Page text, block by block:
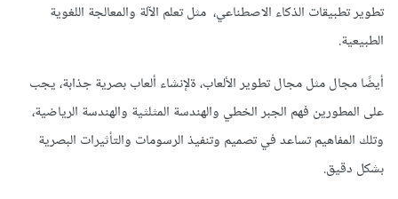
تطوير تطبيقات الذكاء الاصطناعي، مثل تعلم الآلة والمعالجة اللغوية
الطبيعية.
أيضًا مجال مثل مجال تطوير الألعاب، ةلإنشاء ألعاب بصرية جذابة، يجب
على المطورين فهم الجبر الخطي والهندسة المثلثية والهندسة الرياضية،
وتلك المفاهيم تساعد في تصميم وتنفيذ الرسومات والتأثيرات البصرية
بشكل دقيق.